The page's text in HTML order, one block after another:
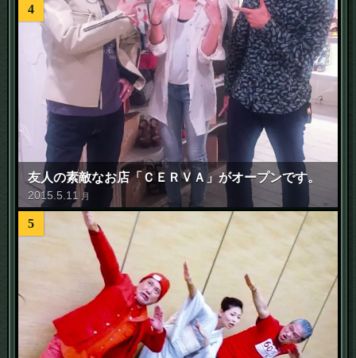
4
友人の素敵なお店「ＣＥＲＶＡ」がオープンです。
2015 5 11 月
5